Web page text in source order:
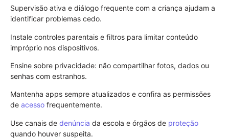
Supervisão ativa e diálogo frequente com a criança ajudam a
identificar problemas cedo.
Instale controles parentais e filtros para limitar conteúdo
impróprio nos dispositivos.
Ensine sobre privacidade: não compartilhar fotos, dados ou
senhas com estranhos.
Mantenha apps sempre atualizados e confira as permissões
de acesso frequentemente.
Use canais de denúncia da escola e órgãos de proteção
quando houver suspeita.